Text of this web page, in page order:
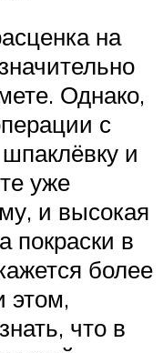
на
Однако,
с
и
уже
и высокая
покраски в
более
этом,
что в